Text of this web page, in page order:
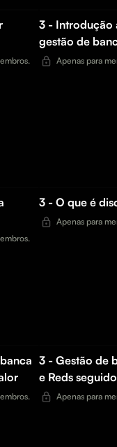
3 - Introdução
gestão de
Apenas para
3 - O que é
Apenas para
3 - Gestão de
e Reds
Apenas para